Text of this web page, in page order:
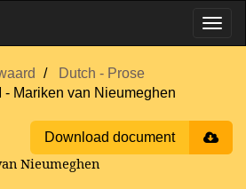
Dutch - Prose
- Mariken van Nieumeghen
Download document
Nieumeghen